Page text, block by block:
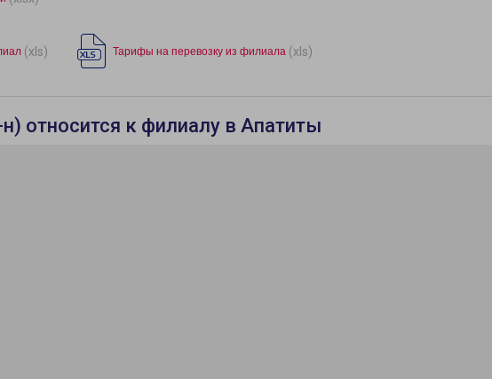
(xls) Тарифы на перевозку из филиала (xls)
относится к филиалу в Апатиты